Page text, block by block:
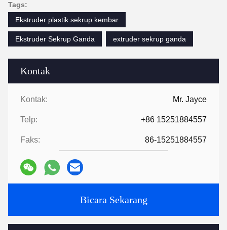
Kontak
Kontak: Mr. Jayce
Telp: +86 15251884557
Faks: 86-15251884557
Bicara Sekarang
Tags:
Ekstruder plastik sekrup kembar
Ekstruder Sekrup Ganda extruder sekrup ganda